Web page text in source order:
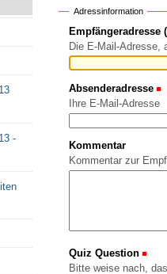
Adressinformation
Empfängeradresse
Die E-Mail-Adresse,
Absenderadresse
Ihre E-Mail-Adresse
Kommentar
Kommentar zur
Quiz Question
Bitte weise nach,
-